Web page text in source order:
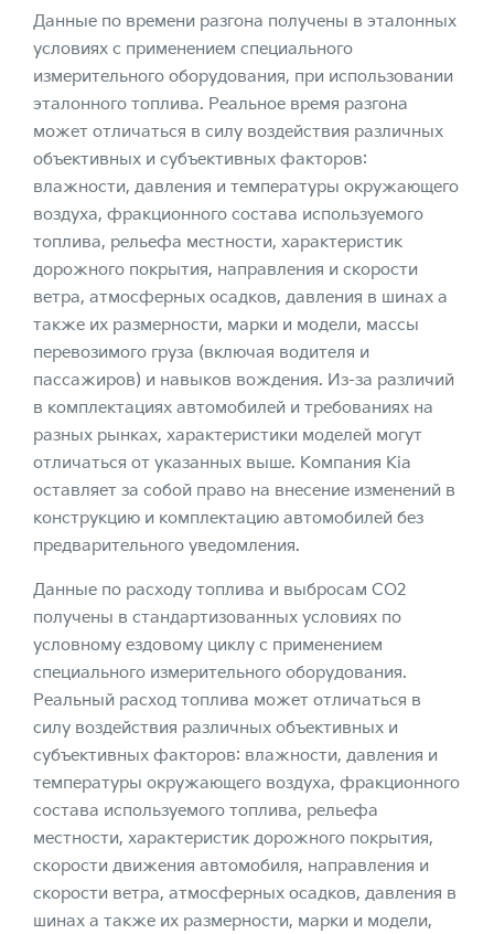
Данные по времени разгона получены в эталонных
условиях с применением специального
измерительного оборудования, при использовании
эталонного топлива. Реальное время разгона
может отличаться в силу воздействия различных
объективных и субъективных факторов:
влажности, давления и температуры окружающего
воздуха, фракционного состава используемого
топлива, рельефа местности, характеристик
дорожного покрытия, направления и скорости
ветра, атмосферных осадков, давления в шинах а
также их размерности, марки и модели, массы
перевозимого груза (включая водителя и
пассажиров) и навыков вождения. Из-за различий
в комплектациях автомобилей и требованиях на
разных рынках, характеристики моделей могут
отличаться от указанных выше. Компания Kia
оставляет за собой право на внесение изменений в
конструкцию и комплектацию автомобилей без
предварительного уведомления.
Данные по расходу топлива и выбросам CO2
получены в стандартизованных условиях по
условному ездовому циклу с применением
специального измерительного оборудования.
Реальный расход топлива может отличаться в
силу воздействия различных объективных и
субъективных факторов: влажности, давления и
температуры окружающего воздуха, фракционного
состава используемого топлива, рельефа
местности, характеристик дорожного покрытия,
скорости движения автомобиля, направления и
скорости ветра, атмосферных осадков, давления в
шинах а также их размерности, марки и модели,